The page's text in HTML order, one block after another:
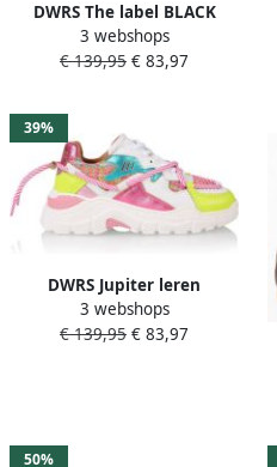
DWRS The label BLACK
FRIDAY DEAL Dames
Sneakers Wit Leer
3 webshops
€ 139,95 € 83,97
39%
DWRS Jupiter leren
sneakers roze geel Leer
Meerkleurig 30
3 webshops
€ 139,95 € 83,97
50%